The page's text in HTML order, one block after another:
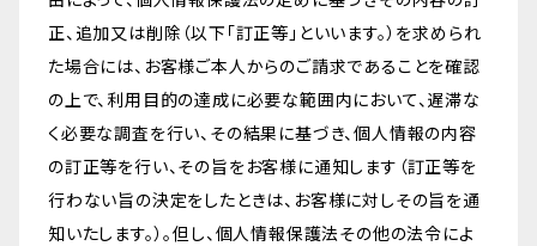
正、追加又は削除（以下「訂正等」といいます。）を求められ
た場合には、お客様ご本人からのご請求であることを確認
の上で、利用目的の達成に必要な範囲内において、遅滞な
く必要な調査を行い、その結果に基づき、個人情報の内容
の訂正等を行い、その旨をお客様に通知します（訂正等を
行わない旨の決定をしたときは、お客様に対しその旨を通
知いたします。）。但し、個人情報保護法その他の法令によ